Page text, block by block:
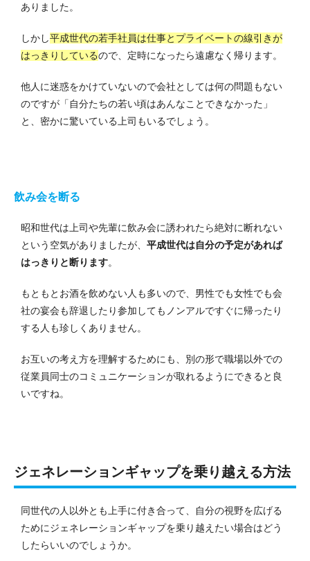
ありました。
しかし平成世代の若手社員は仕事とプライベートの線引きが
はっきりしているので、定時になったら遠慮なく帰ります。
他人に迷惑をかけていないので会社としては何の問題もない
のですが「自分たちの若い頃はあんなことできなかった」
と、密かに驚いている上司もいるでしょう。
飲み会を断る
昭和世代は上司や先輩に飲み会に誘われたら絶対に断れない
という空気がありましたが、 平成世代は自分の予定があれば
はっきりと断ります。
もともとお酒を飲めない人も多いので、男性でも女性でも会
社の宴会も辞退したり参加してもノンアルですぐに帰ったり
する人も珍しくありません。
お互いの考え方を理解するためにも、別の形で職場以外での
従業員同士のコミュニケーションが取れるようにできると良
いですね。
ジェネレーションギャップを乗り越える方法
同世代の人以外とも上手に付き合って、自分の視野を広げる
ためにジェネレーションギャップを乗り越えたい場合はどう
したらいいのでしょうか。